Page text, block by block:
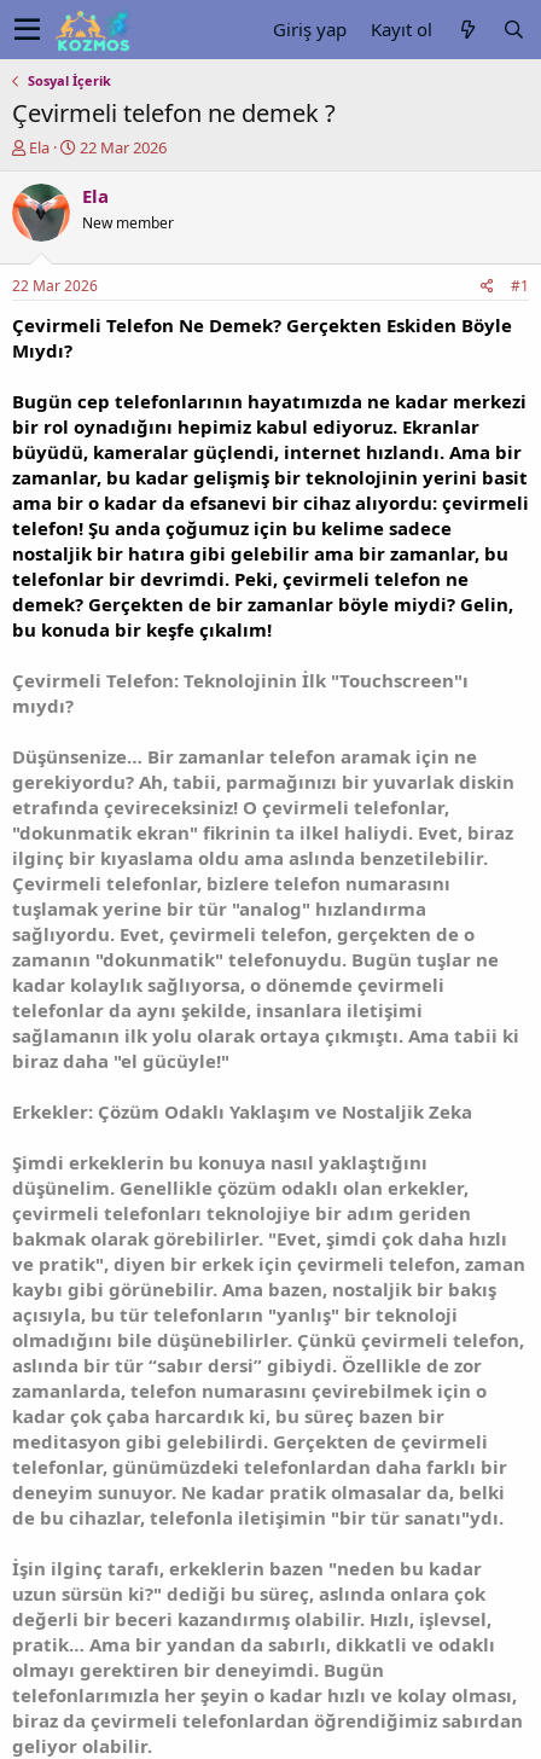
Giriş yap Kayıt ol
Sosyal İçerik
Çevirmeli telefon ne demek ?
K
n
u
y
b
a
ş
a
a
n
Ela
B
ş
a
g
ı
ç
i
h
i
22 Mar 2026
Ela
New member
22 Mar 2026 #1
Çevirmeli Telefon Ne Demek? Gerçekten Eskiden Böyle
Mıydı?
Bugün cep telefonlarının hayatımızda ne kadar merkezi
bir rol oynadığını hepimiz kabul ediyoruz. Ekranlar
büyüdü, kameralar güçlendi, internet hızlandı. Ama bir
zamanlar, bu kadar gelişmiş bir teknolojinin yerini basit
ama bir o kadar da efsanevi bir cihaz alıyordu: çevirmeli
telefon! Şu anda çoğumuz için bu kelime sadece
nostaljik bir hatıra gibi gelebilir ama bir zamanlar, bu
telefonlar bir devrimdi. Peki, çevirmeli telefon ne
demek? Gerçekten de bir zamanlar böyle miydi? Gelin,
bu konuda bir keşfe çıkalım!
Çevirmeli Telefon: Teknolojinin İlk "Touchscreen"ı
mıydı?
Düşünsenize… Bir zamanlar telefon aramak için ne
gerekiyordu? Ah, tabii, parmağınızı bir yuvarlak diskin
etrafında çevireceksiniz! O çevirmeli telefonlar,
"dokunmatik ekran" fikrinin ta ilkel haliydi. Evet, biraz
ilginç bir kıyaslama oldu ama aslında benzetilebilir.
Çevirmeli telefonlar, bizlere telefon numarasını
tuşlamak yerine bir tür "analog" hızlandırma
sağlıyordu. Evet, çevirmeli telefon, gerçekten de o
zamanın "dokunmatik" telefonuydu. Bugün tuşlar ne
kadar kolaylık sağlıyorsa, o dönemde çevirmeli
telefonlar da aynı şekilde, insanlara iletişimi
sağlamanın ilk yolu olarak ortaya çıkmıştı. Ama tabii ki
biraz daha "el gücüyle!"
Erkekler: Çözüm Odaklı Yaklaşım ve Nostaljik Zeka
Şimdi erkeklerin bu konuya nasıl yaklaştığını
düşünelim. Genellikle çözüm odaklı olan erkekler,
çevirmeli telefonları teknolojiye bir adım geriden
bakmak olarak görebilirler. "Evet, şimdi çok daha hızlı
ve pratik", diyen bir erkek için çevirmeli telefon, zaman
kaybı gibi görünebilir. Ama bazen, nostaljik bir bakış
açısıyla, bu tür telefonların "yanlış" bir teknoloji
olmadığını bile düşünebilirler. Çünkü çevirmeli telefon,
aslında bir tür “sabır dersi” gibiydi. Özellikle de zor
zamanlarda, telefon numarasını çevirebilmek için o
kadar çok çaba harcardık ki, bu süreç bazen bir
meditasyon gibi gelebilirdi. Gerçekten de çevirmeli
telefonlar, günümüzdeki telefonlardan daha farklı bir
deneyim sunuyor. Ne kadar pratik olmasalar da, belki
de bu cihazlar, telefonla iletişimin "bir tür sanatı"ydı.
İşin ilginç tarafı, erkeklerin bazen "neden bu kadar
uzun sürsün ki?" dediği bu süreç, aslında onlara çok
değerli bir beceri kazandırmış olabilir. Hızlı, işlevsel,
pratik… Ama bir yandan da sabırlı, dikkatli ve odaklı
olmayı gerektiren bir deneyimdi. Bugün
telefonlarımızla her şeyin o kadar hızlı ve kolay olması,
biraz da çevirmeli telefonlardan öğrendiğimiz sabırdan
geliyor olabilir.